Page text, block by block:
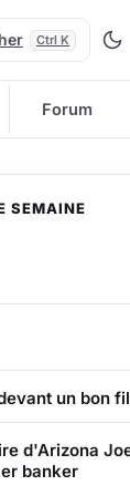
Ctrl K
Forum
SEMAINE
un bon
d'Arizona
banker